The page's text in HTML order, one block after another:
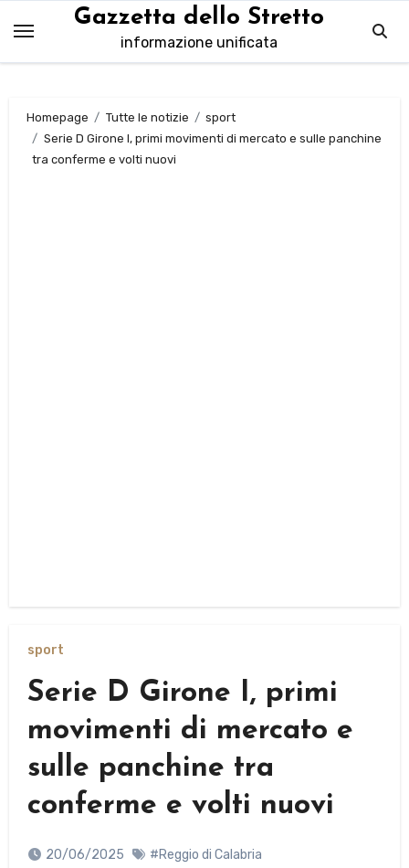
contenuto
Gazzetta dello Stretto
informazione unificata
Homepage Tutte le notizie
sport
Serie D Girone I, primi movimenti di mercato e sulle panchine
tra conferme e volti nuovi
sport
Serie D Girone I, primi
movimenti di mercato e
sulle panchine tra
conferme e volti nuovi
20/06/2025 #Reggio di Calabria